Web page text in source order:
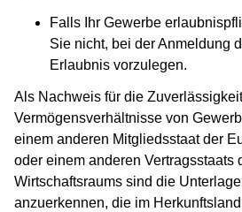
Falls Ihr Gewerbe
Sie nicht, bei der Anmeldung
Erlaubnis vorzulegen.
Als Nachweis für die
Vermögensverhältnisse von
einem anderen Mitgliedsstaat der
oder einem anderen Vertragsstaats
Wirtschaftsraums sind die
anzuerkennen, die im